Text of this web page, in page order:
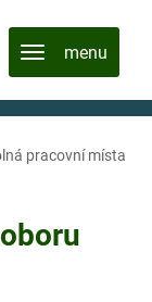
pracovní místa